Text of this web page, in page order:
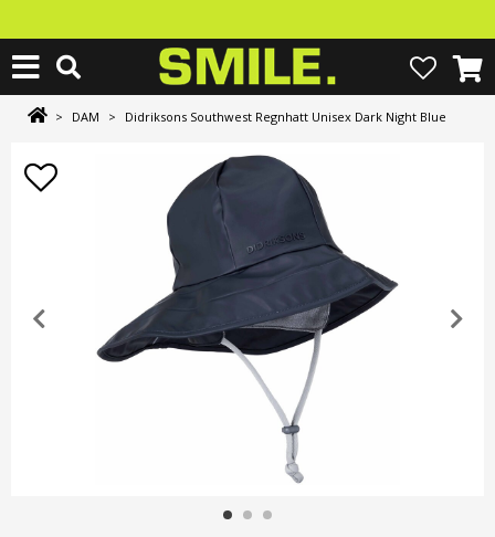
> DAM > Didriksons Southwest Regnhatt Unisex Dark Night Blue